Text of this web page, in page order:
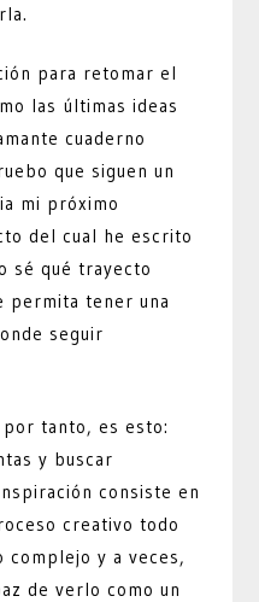
para retomar el
las últimas ideas
cuaderno
que siguen un
mi próximo
del cual he escrito
sé qué trayecto
permita tener una
seguir
tanto, es esto:
y buscar
consiste en
creativo todo
complejo y a veces,
de verlo como un